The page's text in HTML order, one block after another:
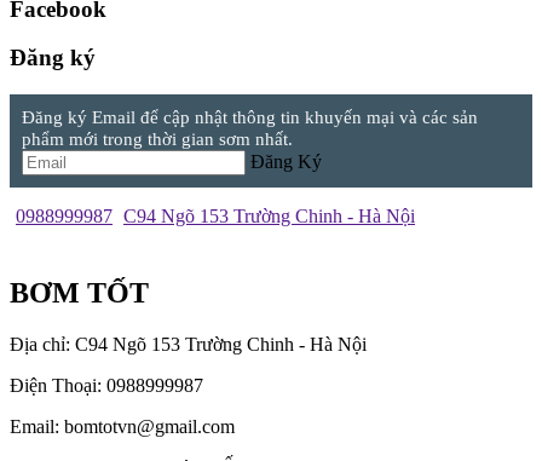
Facebook
Đăng ký
Đăng ký Email để cập nhật thông tin khuyến mại và các sản
phẩm mới trong thời gian sơm nhất.
Đăng Ký
0988999987 C94 Ngõ 153 Trường Chinh - Hà Nội
BƠM TỐT
Địa chỉ: C94 Ngõ 153 Trường Chinh - Hà Nội
Điện Thoại: 0988999987
Email: bomtotvn@gmail.com